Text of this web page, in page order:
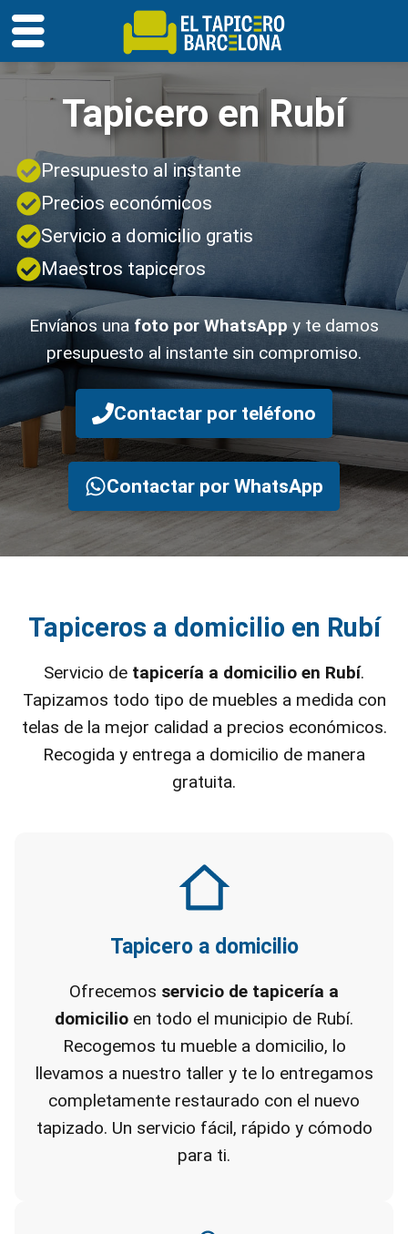
Tapicero en Rubí
Presupuesto al instante
Precios económicos
Servicio a domicilio gratis
Maestros tapiceros
Envíanos una foto por WhatsAppy te damos
presupuesto al instante sin compromiso.
Contactar por teléfono
Contactar por WhatsApp
Tapiceros a domicilio en Rubí
Servicio de tapicería a domicilio en Rubí.
Tapizamos todo tipo de muebles a medida con
telas de la mejor calidad a precios económicos.
Recogida y entrega a domicilio de manera
gratuita.
Tapicero a domicilio
Ofrecemos servicio de tapicería a
domicilio en todo el municipio de Rubí.
Recogemos tu mueble a domicilio, lo
llevamos a nuestro taller y te lo entregamos
completamente restaurado con el nuevo
tapizado. Un servicio fácil, rápido y cómodo
para ti.